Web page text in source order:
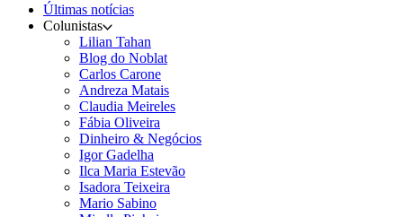
Últimas notícias
Colunistas
Lilian Tahan
Blog do Noblat
Carlos Carone
Andreza Matais
Claudia Meireles
Fábia Oliveira
Dinheiro & Negócios
Igor Gadelha
Ilca Maria Estevão
Isadora Teixeira
Mario Sabino